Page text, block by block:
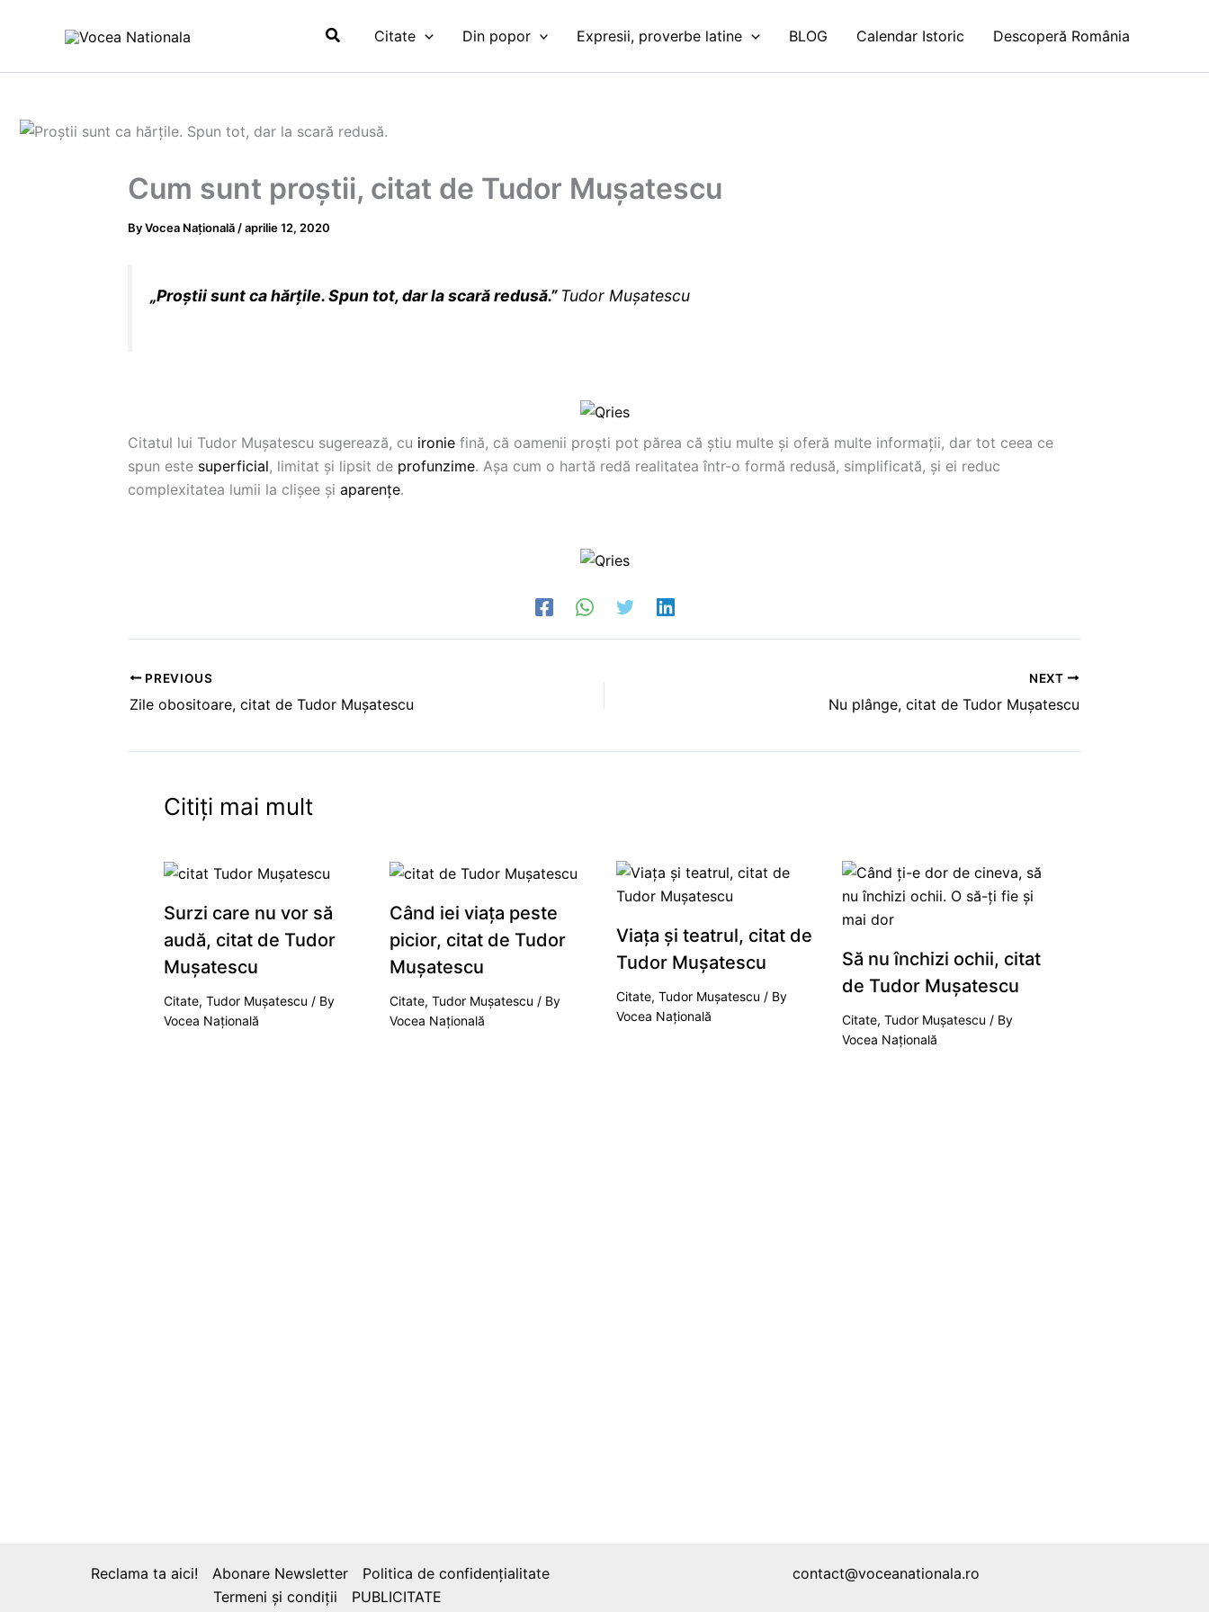
SearchCitate Din popor Expresii, proverbe latine BLOG Calendar Istoric Descoperă România
Cum sunt proștii, citat de Tudor Mușatescu
ByVocea Națională /aprilie 12, 2020
„Proştii sunt ca hărţile. Spun tot, dar la scară redusă.” Tudor Mușatescu
Citatul lui Tudor Mușatescu sugerează, cu ironie fină, că oamenii proști pot părea că știu multe și oferă multe informații, dar tot ceea ce
spun este superficial, limitat și lipsit de profunzime. Așa cum o hartă redă realitatea într-o formă redusă, simplificată, și ei reduc
complexitatea lumii la clișee și aparențe.
PREVIOUS
Zile obositoare, citat de Tudor Mușatescu
NEXT
Nu plânge, citat de Tudor Mușatescu
Citiți mai mult
Surzi care nu vor să
audă, citat de Tudor
Mușatescu
Citate, Tudor Mușatescu / By
Vocea Națională
Când iei viața peste
picior, citat de Tudor
Mușatescu
Citate,Tudor Mușatescu / By
Vocea Națională
Viața și teatrul, citat de
Tudor Mușatescu
Citate, Tudor Mușatescu / By
Vocea Națională
Să nu închizi ochii, citat
de Tudor Mușatescu
Citate, Tudor Mușatescu / By
Vocea Națională
Reclama ta aici! Abonare Newsletter
Politica de confidențialitate
Termeni și condiții
PUBLICITATE
contact@voceanationala.ro